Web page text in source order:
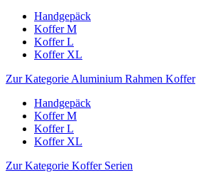
Handgepäck
Koffer M
Koffer L
Koffer XL
Zur Kategorie Aluminium Rahmen Koffer
Handgepäck
Koffer M
Koffer L
Koffer XL
Zur Kategorie Koffer Serien